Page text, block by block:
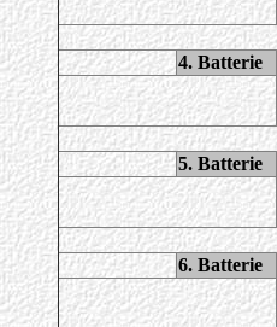
4. Batterie
5. Batterie
6. Batterie